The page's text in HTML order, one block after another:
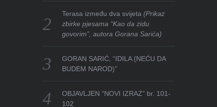
Terasa između dva svijeta(Prikaz
zbirke pjesama “Kao da zidu
govorim”, autora Gorana Sarića)
GORAN SARIĆ, “IDILA (NEĆU DA
BUDEM NAROD)”
OBJAVLJEN “NOVI IZRAZ” br. 101-
102